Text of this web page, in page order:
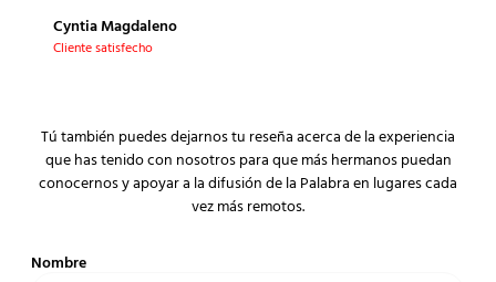
Cyntia Magdaleno
Cliente satisfecho
Tú también puedes dejarnos tu reseña acerca de la experiencia
que has tenido con nosotros para que más hermanos puedan
conocernos y apoyar a la difusión de la Palabra en lugares cada
vez más remotos.
Nombre